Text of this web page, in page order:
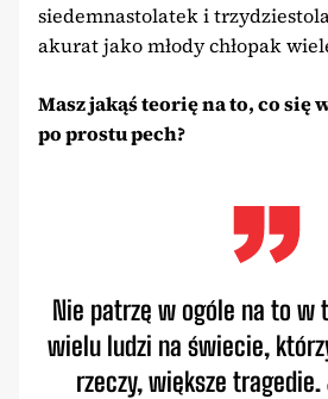
siedemnastolatek i
akurat jako młody chłopak
Masz jakąś teorię na to, co się
po prostu pech?
Nie patrzę w ogóle na to w
wielu ludzi na świecie,
rzeczy, większe